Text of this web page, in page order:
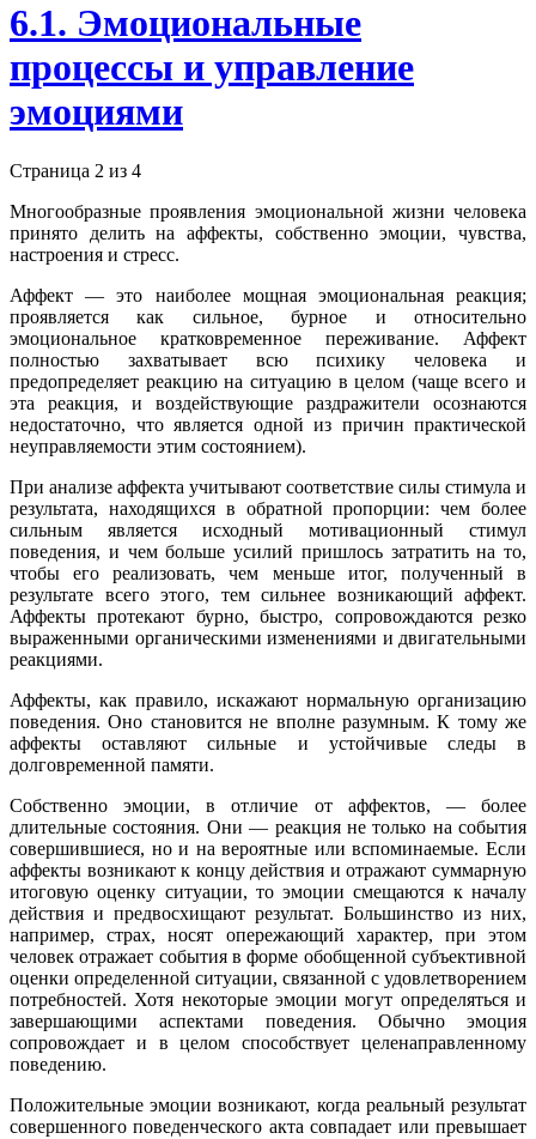
6.1. Эмоциональные
процессы и управление
эмоциями
Страница 2 из 4
Многообразные проявления эмоциональной жизни человека
принято делить на аффекты, собственно эмоции, чувства,
настроения и стресс.
Аффект — это наиболее мощная эмоциональная реакция;
проявляется как сильное, бурное и относительно
эмоциональное кратковременное переживание. Аффект
полностью захватывает всю психику человека и
предопределяет реакцию на ситуацию в целом (чаще всего и
эта реакция, и воздействующие раздражители осознаются
недостаточно, что является одной из причин практической
неуправляемости этим состоянием).
При анализе аффекта учитывают соответствие силы стимула и
результата, находящихся в обратной пропорции: чем более
сильным является исходный мотивационный стимул
поведения, и чем больше усилий пришлось затратить на то,
чтобы его реализовать, чем меньше итог, полученный в
результате всего этого, тем сильнее возникающий аффект.
Аффекты протекают бурно, быстро, сопровождаются резко
выраженными органическими изменениями и двигательными
реакциями.
Аффекты, как правило, искажают нормальную организацию
поведения. Оно становится не вполне разумным. К тому же
аффекты оставляют сильные и устойчивые следы в
долговременной памяти.
Собственно эмоции, в отличие от аффектов, — более
длительные состояния. Они — реакция не только на события
совершившиеся, но и на вероятные или вспоминаемые. Если
аффекты возникают к концу действия и отражают суммарную
итоговую оценку ситуации, то эмоции смещаются к началу
действия и предвосхищают результат. Большинство из них,
например, страх, носят опережающий характер, при этом
человек отражает события в форме обобщенной субъективной
оценки определенной ситуации, связанной с удовлетворением
потребностей. Хотя некоторые эмоции могут определяться и
завершающими аспектами поведения. Обычно эмоция
сопровождает и в целом способствует целенаправленному
поведению.
Положительные эмоции возникают, когда реальный результат
совершенного поведенческого акта совпадает или превышает